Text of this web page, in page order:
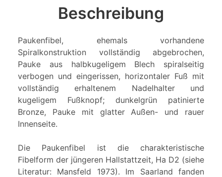
Beschreibung
Paukenfibel, ehemals vorhandene
Spiralkonstruktion vollständig abgebrochen,
Pauke aus halbkugeligem Blech spiralseitig
verbogen und eingerissen, horizontaler Fuß mit
vollständig erhaltenem Nadelhalter und
kugeligem Fußknopf; dunkelgrün patinierte
Bronze, Pauke mit glatter Außen- und rauer
Innenseite.
Die Paukenfibel ist die charakteristische
Fibelform der jüngeren Hallstattzeit, Ha D2 (siehe
Literatur: Mansfeld 1973). Im Saarland fanden